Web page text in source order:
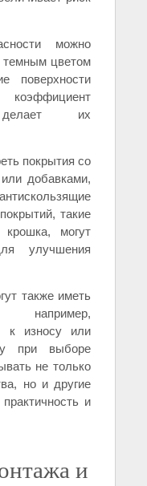
можно
темным цветом
поверхности
их
покрытия со
добавками,
такие
могут
улучшения
также иметь
например,
к износу или
при выборе
не только
но и другие
и
и